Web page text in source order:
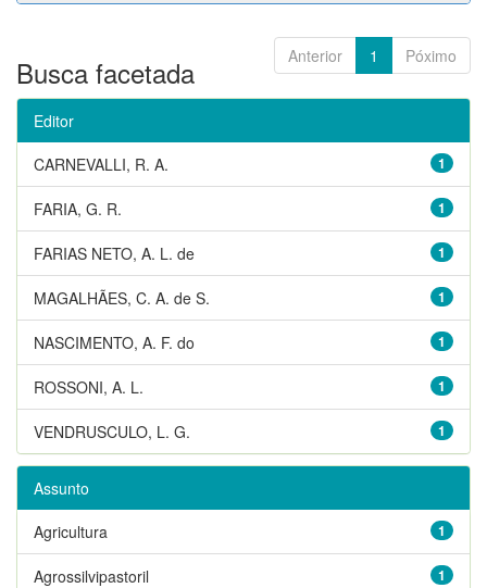
Anterior 1 Póximo
Busca facetada
Editor
1
CARNEVALLI, R. A.
1
FARIA, G. R.
1
FARIAS NETO, A. L. de
1
MAGALHÃES, C. A. de S.
1
NASCIMENTO, A. F. do
1
ROSSONI, A. L.
1
VENDRUSCULO, L. G.
Assunto
1
Agricultura
1
Agrossilvipastoril